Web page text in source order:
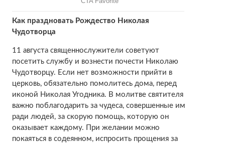
Как праздновать Рождество Николая
Чудотворца
11 августа священнослужители советуют
посетить службу и вознести почести Николаю
Чудотворцу. Если нет возможности прийти в
церковь, обязательно помолитесь дома, перед
иконой Николая Угодника. В молитве святителя
важно поблагодарить за чудеса, совершенные им
ради людей, за скорую помощь, которую он
оказывает каждому. При желании можно
покаяться в содеянном, испросить прощения за